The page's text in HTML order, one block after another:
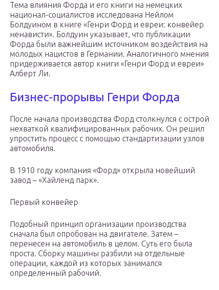
Тема влияния Форда и его книги на немецких
национал-социалистов исследована Нейлом
Болдуином в книге «Генри Форд и евреи: конвейер
ненависти». Болдуин указывает, что публикации
Форда были важнейшим источником воздействия на
молодых нацистов в Германии. Аналогичного мнения
придерживается автор книги «Генри Форд и евреи»
Алберт Ли.
Бизнес-прорывы Генри Форда
После начала производства Форд столкнулся с острой
нехваткой квалифицированных рабочих. Он решил
упростить процесс с помощью стандартизации узлов
автомобиля.
В 1910 году компания «Форд» открыла новейший
завод – «Хайленд парк».
Первый конвейер
Подобный принцип организации производства
сначала был опробован на двигателе. Затем –
перенесен на автомобиль в целом. Суть его была
проста. Сборку машины разбили на отдельные
операции, каждой из которых занимался
определенный рабочий.